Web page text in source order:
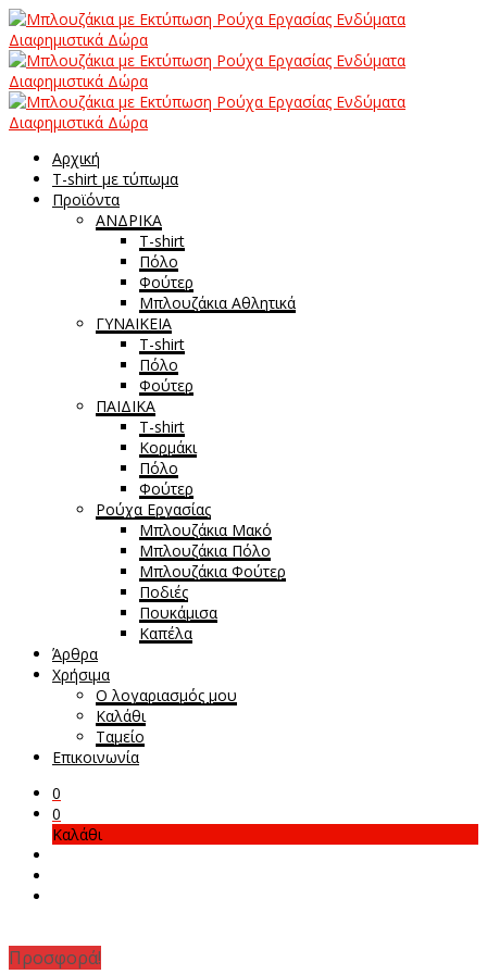
Αρχική
T-shirt με τύπωμα
Προϊόντα
ΑΝΔΡΙΚΑ
T-shirt
Πόλο
Φούτερ
Μπλουζάκια Αθλητικά
ΓΥΝΑΙΚΕΙΑ
T-shirt
Πόλο
Φούτερ
ΠΑΙΔΙΚΑ
T-shirt
Κορμάκι
Πόλο
Φούτερ
Ρούχα Εργασίας
Μπλουζάκια Μακό
Μπλουζάκια Πόλο
Μπλουζάκια Φούτερ
Ποδιές
Πουκάμισα
Καπέλα
Άρθρα
Χρήσιμα
Ο λογαριασμός μου
Καλάθι
Ταμείο
Επικοινωνία
0
0
Καλάθι
Προσφορά!